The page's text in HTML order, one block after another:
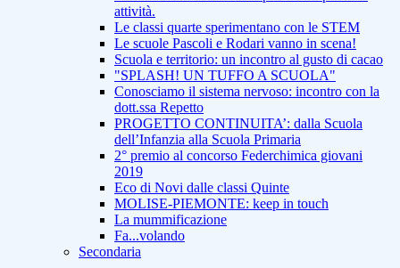
attività.
Le classi quarte sperimentano con le STEM
Le scuole Pascoli e Rodari vanno in scena!
Scuola e territorio: un incontro al gusto di cacao
"SPLASH! UN TUFFO A SCUOLA"
Conosciamo il sistema nervoso: incontro con la
dott.ssa Repetto
PROGETTO CONTINUITA’: dalla Scuola
dell’Infanzia alla Scuola Primaria
2° premio al concorso Federchimica giovani
2019
Eco di Novi dalle classi Quinte
MOLISE-PIEMONTE: keep in touch
La mummificazione
Fa...volando
Secondaria